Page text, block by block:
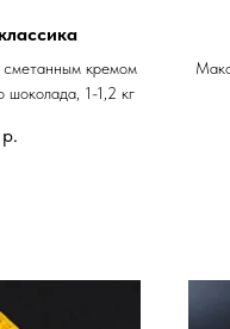
кремом
шоколада, 1-1,2 кг
р.